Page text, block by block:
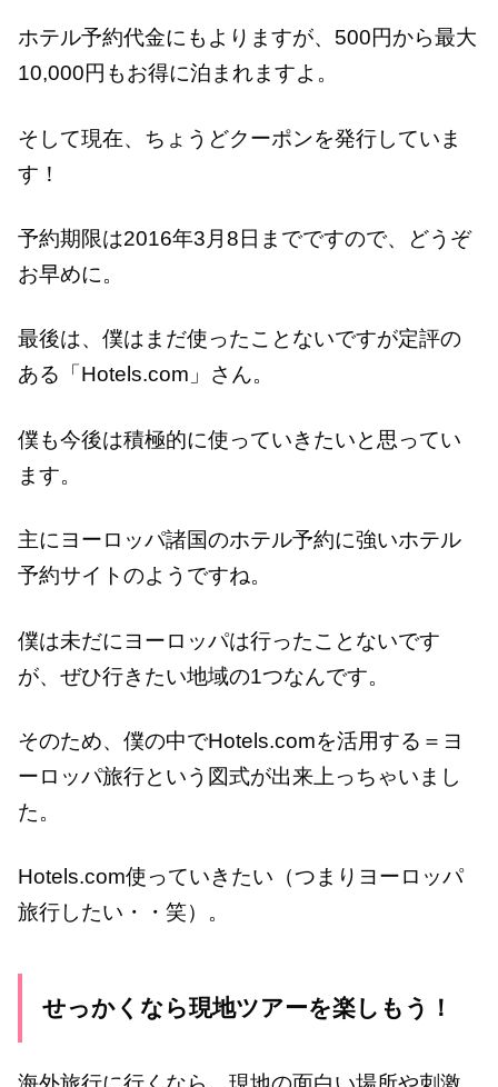
ホテル予約代金にもよりますが、500円から最大
10,000円もお得に泊まれますよ。
そして現在、ちょうどクーポンを発行していま
す！
予約期限は2016年3月8日までですので、どうぞ
お早めに。
最後は、僕はまだ使ったことないですが定評の
ある「Hotels.com」さん。
僕も今後は積極的に使っていきたいと思ってい
ます。
主にヨーロッパ諸国のホテル予約に強いホテル
予約サイトのようですね。
僕は未だにヨーロッパは行ったことないです
が、ぜひ行きたい地域の1つなんです。
そのため、僕の中でHotels.comを活用する＝ヨ
ーロッパ旅行という図式が出来上っちゃいまし
た。
Hotels.com使っていきたい（つまりヨーロッパ
旅行したい・・笑）。
せっかくなら現地ツアーを楽しもう！